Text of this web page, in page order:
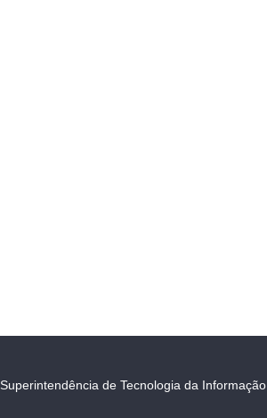
Superintendência de Tecnologia da Informação